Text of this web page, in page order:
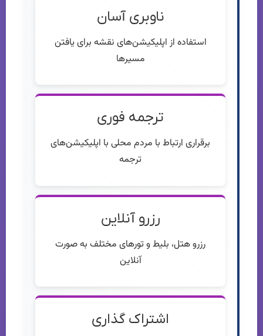
ناوبری آسان
استفاده از اپلیکیشن‌های نقشه برای یافتن
مسیرها
ترجمه فوری
برقراری ارتباط با مردم محلی با اپلیکیشن‌های
ترجمه
رزرو آنلاین
رزرو هتل، بلیط و تورهای مختلف به صورت
آنلاین
اشتراک گذاری